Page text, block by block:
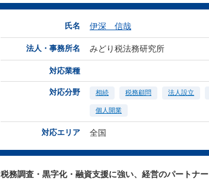
氏名 伊深 信哉
法人・事務所名 みどり税法務研究所
対応業種
対応分野 相続 税務顧問 法人設立
個人開業
対応エリア 全国
税務調査・黒字化・融資支援に強い、経営のパートナー